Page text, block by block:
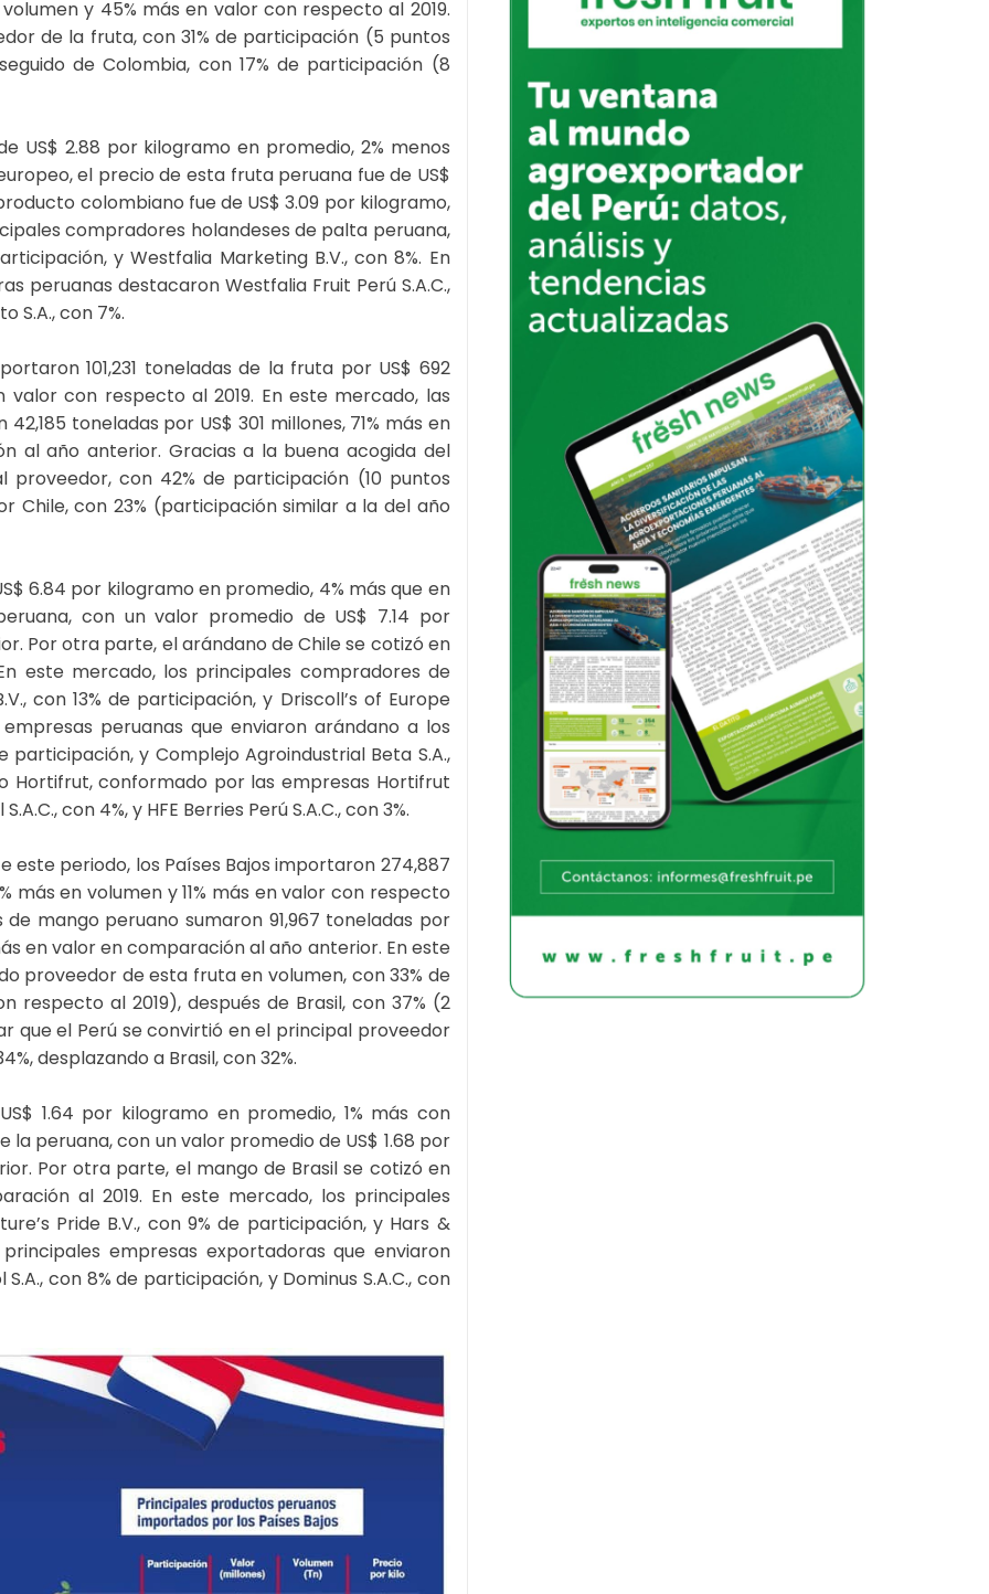
y 45% más en valor con respecto al 2019.
de la fruta, con 31% de participación (5 puntos
de Colombia, con 17% de participación (8
US$ 2.88 por kilogramo en promedio, 2% menos
el precio de esta fruta peruana fue de US$
colombiano fue de US$ 3.09 por kilogramo,
compradores holandeses de palta peruana,
y Westfalia Marketing B.V., con 8%. En
peruanas destacaron Westfalia Fruit Perú S.A.C.,
S.A., con 7%.
101,231 toneladas de la fruta por US$ 692
valor con respecto al 2019. En este mercado, las
toneladas por US$ 301 millones, 71% más en
al año anterior. Gracias a la buena acogida del
con 42% de participación (10 puntos
Chile, con 23% (participación similar a la del año
6.84 por kilogramo en promedio, 4% más que en
con un valor promedio de US$ 7.14 por
Por otra parte, el arándano de Chile se cotizó en
este mercado, los principales compradores de
con 13% de participación, y Driscoll’s of Europe
peruanas que enviaron arándano a los
participación, y Complejo Agroindustrial Beta S.A.,
Hortifrut, conformado por las empresas Hortifrut
con 4%, y HFE Berries Perú S.A.C., con 3%.
este periodo, los Países Bajos importaron 274,887
más en volumen y 11% más en valor con respecto
mango peruano sumaron 91,967 toneladas por
en valor en comparación al año anterior. En este
proveedor de esta fruta en volumen, con 33% de
al 2019), después de Brasil, con 37% (2
que el Perú se convirtió en el principal proveedor
desplazando a Brasil, con 32%.
1.64 por kilogramo en promedio, 1% más con
peruana, con un valor promedio de US$ 1.68 por
Por otra parte, el mango de Brasil se cotizó en
al 2019. En este mercado, los principales
Pride B.V., con 9% de participación, y Hars &
empresas exportadoras que enviaron
con 8% de participación, y Dominus S.A.C., con